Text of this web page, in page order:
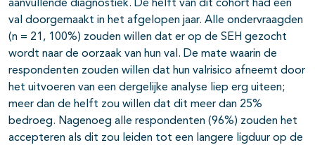
aanvullende diagnostiek. De helft van dit cohort had een
val doorgemaakt in het afgelopen jaar. Alle ondervraagden
(n = 21, 100%) zouden willen dat er op de SEH gezocht
wordt naar de oorzaak van hun val. De mate waarin de
respondenten zouden willen dat hun valrisico afneemt door
het uitvoeren van een dergelijke analyse liep erg uiteen;
meer dan de helft zou willen dat dit meer dan 25%
bedroeg. Nagenoeg alle respondenten (96%) zouden het
accepteren als dit zou leiden tot een langere ligduur op de